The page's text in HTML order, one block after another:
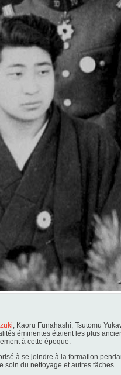
, Kaoru Funahashi, Tsutomu
éminentes étaient les plus
à cette époque.
à se joindre à la formation
soin du nettoyage et autres tâches.